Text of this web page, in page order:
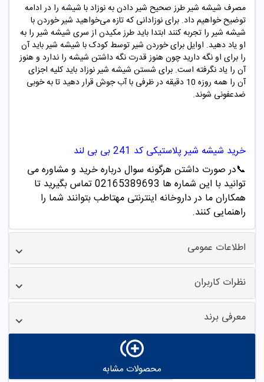
مصرف شیشه شیر طرز صحیح شیر دادن به نوزاد با شیشه را در ادامه
توضیح خواهیم داد. برای نوزادانی که تازه می‌خواهید شیر خوردن با
شیشه شیر را تجربه کنند ابتدا باید طرز مکیدن از سری شیشه شیر را به
او یاد دهید. اوایل برای خوردن شیر توسط کودک با شیشه شیر باید آن
را برای او نگه دارید چون هنوز قدرت نگه داشتن شیشه را ندارد و هنوز
آن را یاد نگرفته است. برای شستن شیشه شیر نوزاد باید کلیه اجزای
آن را همه روزه 10 دقیقه در ظرفی با آب جوش قرار دهید تا به خوبی
ضدعفونی شوند.
خرید شیشه شیر پلاستیکی کد 241بی بی لند
📞در صورت داشتن هرگونه سوال درباره خرید و مشاوره می
توانید با این شماره ها 02165389693
تماس بگیرید تا
همکاران ما در داروخانه اینترنتی مهتاطب بتوانند شما را
راهنمایی کنند.
اطلاعات عمومی
نظرات کاربران
معرفی برند
محصولات مشابه